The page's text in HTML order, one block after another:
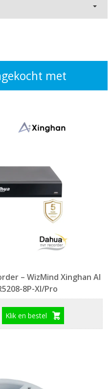
met
– WizMind Xinghan AI
8P-XI/Pro
Klik en bestel